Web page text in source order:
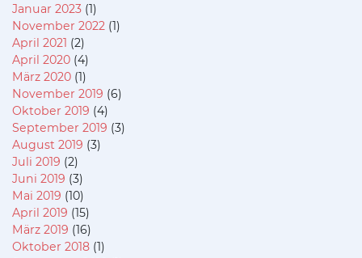
Januar 2023 (1)
November 2022 (1)
April 2021 (2)
April 2020 (4)
März 2020 (1)
November 2019 (6)
Oktober 2019 (4)
September 2019 (3)
August 2019 (3)
Juli 2019 (2)
Juni 2019 (3)
Mai 2019 (10)
April 2019 (15)
März 2019 (16)
Oktober 2018 (1)